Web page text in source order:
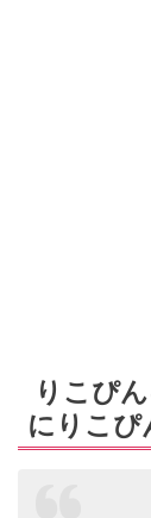
りこぴ
にりこぴ